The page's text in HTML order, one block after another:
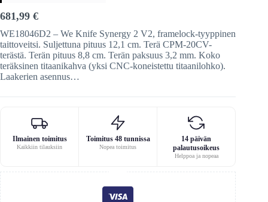
681,99 €
WE18046D2 – We Knife Synergy 2 V2, framelock-tyyppinen
taittoveitsi. Suljettuna pituus 12,1 cm. Terä CPM-20CV-
terästä. Terän pituus 8,8 cm. Terän paksuus 3,2 mm. Koko
teräksinen titaanikahva (yksi CNC-koneistettu titaanilohko).
Laakerien asennus…
Ilmainen toimitus
Kaikkiin tilauksiin
Toimitus 48 tunnissa
Nopea toimitus
14 päivän
palautusoikeus
Helppoa ja nopeaa